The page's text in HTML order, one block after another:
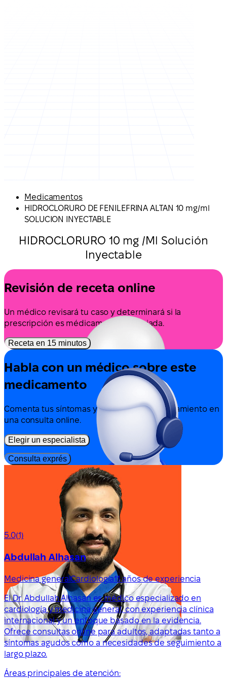
Medicamentos
HIDROCLORURO DE FENILEFRINA ALTAN 10 mg/ml
SOLUCION INYECTABLE
HIDROCLORURO 10 mg /Ml Solución
Inyectable
Revisión de receta online
Un médico revisará tu caso y determinará si la
prescripción es médicamente apropiada.
Receta en 15 minutos
Habla con un médico sobre este
medicamento
Comenta tus síntomas y las opciones de tratamiento en
una consulta online.
Elegir un especialista
Consulta exprés
5.0(1)
Abdullah Alhasan
Medicina generalCardiología11 años de experiencia
El Dr. Abdullah Alhasan es médico especializado en
cardiología y medicina general, con experiencia clínica
internacional y un enfoque basado en la evidencia.
Ofrece consultas online para adultos, adaptadas tanto a
síntomas agudos como a necesidades de seguimiento a
largo plazo.
Áreas principales de atención: